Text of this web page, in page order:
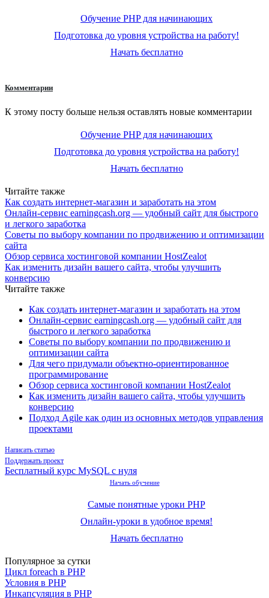
Обучение PHP для начинающих
Подготовка до уровня устройства на работу!
Начать бесплатно
Комментарии
К этому посту больше нельзя оставлять новые комментарии
Обучение PHP для начинающих
Подготовка до уровня устройства на работу!
Начать бесплатно
Читайте также
Как создать интернет-магазин и заработать на этом
Онлайн-сервис earningcash.org — удобный сайт для быстрого
и легкого заработка
Советы по выбору компании по продвижению и оптимизации
сайта
Обзор сервиса хостинговой компании HostZealot
Как изменить дизайн вашего сайта, чтобы улучшить
конверсию
Читайте также
Как создать интернет-магазин и заработать на этом
Онлайн-сервис earningcash.org — удобный сайт для
быстрого и легкого заработка
Советы по выбору компании по продвижению и
оптимизации сайта
Для чего придумали объектно-ориентированное
программирование
Обзор сервиса хостинговой компании HostZealot
Как изменить дизайн вашего сайта, чтобы улучшить
конверсию
Подход Agile как один из основных методов управления
проектами
Написать статью
Поддержать проект
Бесплатный курс MySQL с нуля
Начать обучение
Самые понятные уроки PHP
Онлайн-уроки в удобное время!
Начать бесплатно
Популярное за сутки
Цикл foreach в PHP
Условия в PHP
Инкапсуляция в PHP